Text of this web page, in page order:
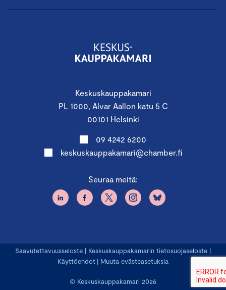
Keskuskauppakamari
PL 1000, Alvar Aallon katu 5 C
00101 Helsinki
09 4242 6200
keskuskauppakamari@chamber.fi
Seuraa meitä:
© Keskuskauppakamari 2026
Saavutettavuusseloste | Keskuskauppakamarin tietosuojaseloste |
Käyttöehdot | Muuta evästeasetuksia